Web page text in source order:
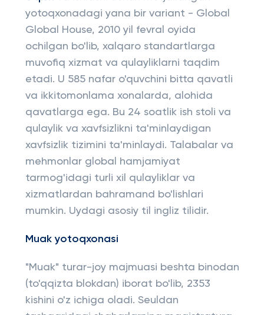
yotoqxonadagi yana bir variant - Global
Global House, 2010 yil fevral oyida
ochilgan bo'lib, xalqaro standartlarga
muvofiq xizmat va qulayliklarni taqdim
etadi. U 585 nafar o'quvchini bitta qavatli
va ikkitomonlama xonalarda, alohida
qavatlarga ega. Bu 24 soatlik ish stoli va
qulaylik va xavfsizlikni ta'minlaydigan
xavfsizlik tizimini ta'minlaydi. Talabalar va
mehmonlar global hamjamiyat
tarmog'idagi turli xil qulayliklar va
xizmatlardan bahramand bo'lishlari
mumkin. Uydagi asosiy til ingliz tilidir.
Muak yotoqxonasi
"Muak" turar-joy majmuasi beshta binodan
(to'qqizta blokdan) iborat bo'lib, 2353
kishini o'z ichiga oladi. Seuldan